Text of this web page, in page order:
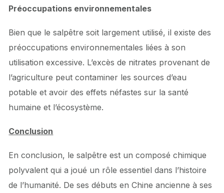
Préoccupations environnementales
Bien que le salpêtre soit largement utilisé, il existe des
préoccupations environnementales liées à son
utilisation excessive. L’excès de nitrates provenant de
l’agriculture peut contaminer les sources d’eau
potable et avoir des effets néfastes sur la santé
humaine et l’écosystème.
Conclusion
En conclusion, le salpêtre est un composé chimique
polyvalent qui a joué un rôle essentiel dans l’histoire
de l’humanité. De ses débuts en Chine ancienne à ses